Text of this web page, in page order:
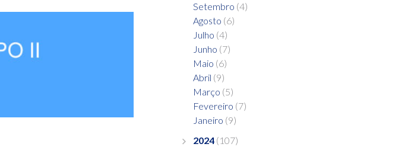
Setembro (4)
Agosto (6)
Julho (4)
Junho (7)
Maio (6)
Abril (9)
Março (5)
Fevereiro (7)
Janeiro (9)
2024 (107)